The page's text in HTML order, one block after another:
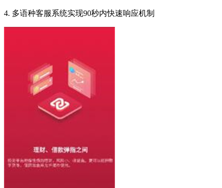
4. 多语种客服系统实现90秒内快速响应机制